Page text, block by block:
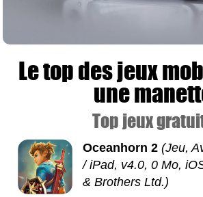
Le top des jeux
une
Top jeux
Oceanhorn 2 (Jeu,
/ iPad, v4.0, 0 Mo,
& Brothers Ltd.)